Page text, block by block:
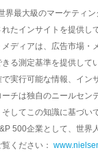
最大級のマーケティ
たインサイトを提供し
ディアは、広告市場
る測定基準を提供して
実行可能な情報、イ
チは独自のニールセン
してこの知識に基づい
500企業として、世
ください：